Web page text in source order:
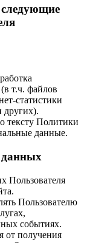
т.ч. файлов
статистики
других).
тексту Политики
данные.
Пользователя
Пользователю
событиях.
от получения